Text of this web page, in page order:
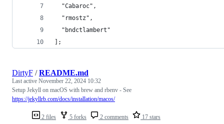
  "Cabaroc",
  "rmostz",
  "bndctlambert"
];
2 files 5 forks 2 comments 17 stars
DirtyF /README.md
Last active November 22, 2024 10:32
Setup Jekyll on macOS with brew and rbenv - See
https://jekyllrb.com/docs/installation/macos/